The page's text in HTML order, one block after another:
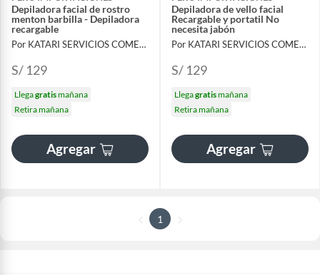
Depiladora facial de rostro
menton barbilla - Depiladora
recargable
Por KATARI SERVICIOS COMERCIALES
S/ 129
Llegagratismañana
Retira mañana
Agregar
Depiladora de vello facial
Recargable y portatil No
necesita jabón
Por KATARI SERVICIOS COMERCIALES
S/ 129
Llegagratismañana
Retira mañana
Agregar
1